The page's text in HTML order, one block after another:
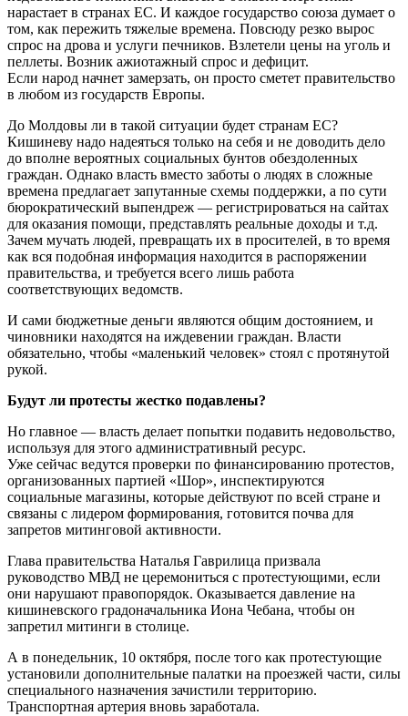
нарастает в странах ЕС. И каждое государство союза думает о
том, как пережить тяжелые времена. Повсюду резко вырос
спрос на дрова и услуги печников. Взлетели цены на уголь и
пеллеты. Возник ажиотажный спрос и дефицит.
Если народ начнет замерзать, он просто сметет правительство
в любом из государств Европы.
До Молдовы ли в такой ситуации будет странам ЕС?
Кишиневу надо надеяться только на себя и не доводить дело
до вполне вероятных социальных бунтов обездоленных
граждан. Однако власть вместо заботы о людях в сложные
времена предлагает запутанные схемы поддержки, а по сути
бюрократический выпендреж — регистрироваться на сайтах
для оказания помощи, представлять реальные доходы и т.д.
Зачем мучать людей, превращать их в просителей, в то время
как вся подобная информация находится в распоряжении
правительства, и требуется всего лишь работа
соответствующих ведомств.
И сами бюджетные деньги являются общим достоянием, и
чиновники находятся на иждевении граждан. Власти
обязательно, чтобы «маленький человек» стоял с протянутой
рукой.
Будут ли протесты жестко подавлены?
Но главное — власть делает попытки подавить недовольство,
используя для этого административный ресурс.
Уже сейчас ведутся проверки по финансированию протестов,
организованных партией «Шор», инспектируются
социальные магазины, которые действуют по всей стране и
связаны с лидером формирования, готовится почва для
запретов митинговой активности.
Глава правительства Наталья Гаврилица призвала
руководство МВД не церемониться с протестующими, если
они нарушают правопорядок. Оказывается давление на
кишиневского градоначальника Иона Чебана, чтобы он
запретил митинги в столице.
А в понедельник, 10 октября, после того как протестующие
установили дополнительные палатки на проезжей части, силы
специального назначения зачистили территорию.
Транспортная артерия вновь заработала.